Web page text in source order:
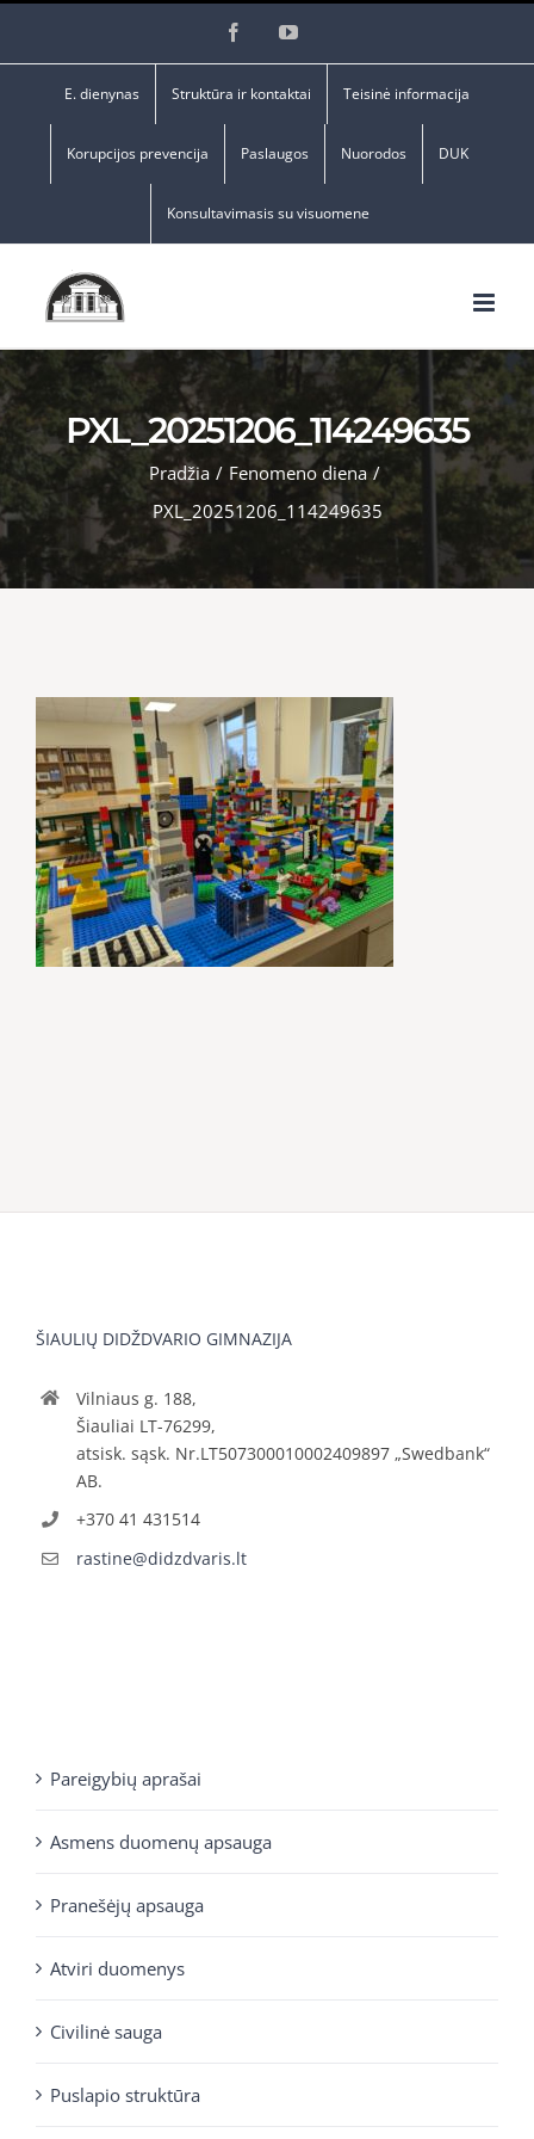
FacebookYouTube
E. dienynas Struktūra ir kontaktai Teisinė informacija
Korupcijos prevencija Paslaugos Nuorodos DUK
Konsultavimasis su visuomene
PXL_20251206_114249635
Pradžia / Fenomeno diena /
PXL_20251206_114249635
ŠIAULIŲ DIDŽDVARIO GIMNAZIJA
Vilniaus g. 188,
Šiauliai LT-76299,
atsisk. sąsk. Nr.LT507300010002409897 „Swedbank“
AB.
+370 41 431514
rastine@didzdvaris.lt
Pareigybių aprašai
Asmens duomenų apsauga
Pranešėjų apsauga
Atviri duomenys
Civilinė sauga
Puslapio struktūra